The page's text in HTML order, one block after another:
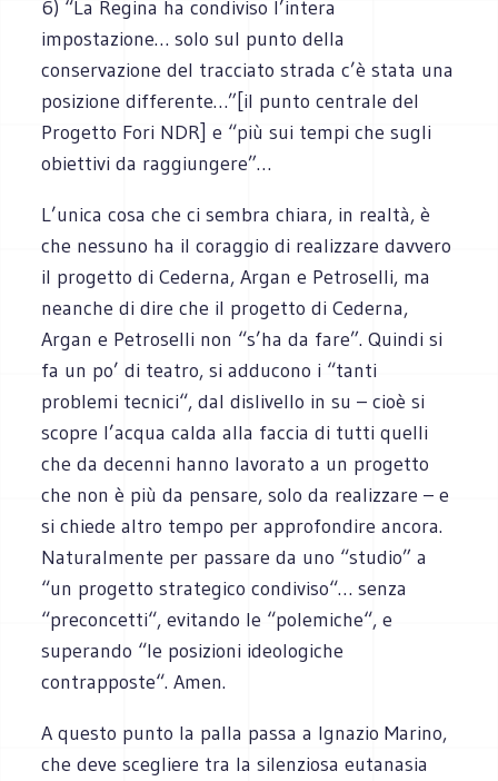
6) “La Regina ha condiviso l’intera
impostazione… solo sul punto della
conservazione del tracciato strada c’è stata una
posizione differente…”[il punto centrale del
Progetto Fori NDR] e “più sui tempi che sugli
obiettivi da raggiungere”…
L’unica cosa che ci sembra chiara, in realtà, è
che nessuno ha il coraggio di realizzare davvero
il progetto di Cederna, Argan e Petroselli, ma
neanche di dire che il progetto di Cederna,
Argan e Petroselli non “s’ha da fare”. Quindi si
fa un po’ di teatro, si adducono i “tanti
problemi tecnici“, dal dislivello in su – cioè si
scopre l’acqua calda alla faccia di tutti quelli
che da decenni hanno lavorato a un progetto
che non è più da pensare, solo da realizzare – e
si chiede altro tempo per approfondire ancora.
Naturalmente per passare da uno “studio” a
“un progetto strategico condiviso“… senza
“preconcetti“, evitando le “polemiche“, e
superando “le posizioni ideologiche
contrapposte“. Amen.
A questo punto la palla passa a Ignazio Marino,
che deve scegliere tra la silenziosa eutanasia